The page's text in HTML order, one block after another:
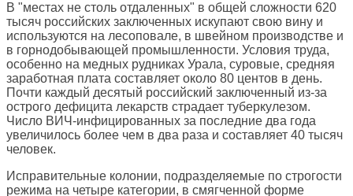
В "местах не столь отдаленных" в общей сложности 620
тысяч российских заключенных искупают свою вину и
используются на лесоповале, в швейном производстве и
в горнодобывающей промышленности. Условия труда,
особенно на медных рудниках Урала, суровые, средняя
заработная плата составляет около 80 центов в день.
Почти каждый десятый российский заключенный из-за
острого дефицита лекарств страдает туберкулезом.
Число ВИЧ-инфицированных за последние два года
увеличилось более чем в два раза и составляет 40 тысяч
человек.
Исправительные колонии, подразделяемые по строгости
режима на четыре категории, в смягченной форме